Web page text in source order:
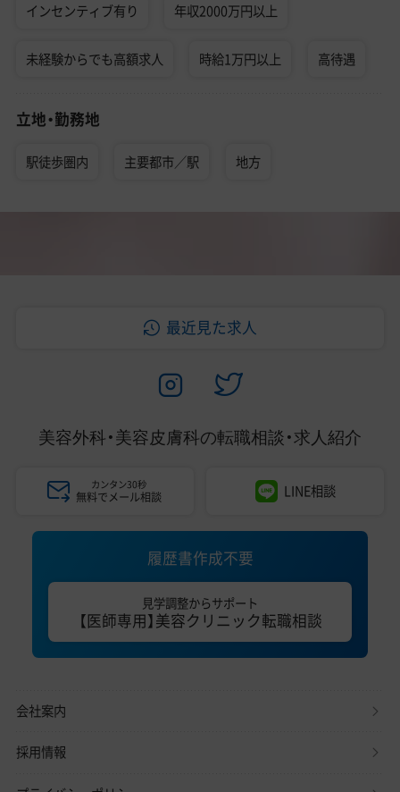
インセンティブ有り 年収2000万円以上
未経験からでも高額求人 時給1万円以上 高待遇
立地・勤務地
駅徒歩圏内 主要都市／駅 地方
最近見た求人
美容外科・美容皮膚科の転職相談・求人紹介
カンタン30秒
無料でメール相談 LINE相談
履歴書作成不要
見学調整からサポート
【医師専用】美容クリニック転職相談
会社案内
採用情報